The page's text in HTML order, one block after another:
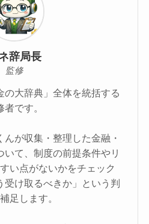
辞局長
監修
の大辞典」全体を統括する
者です。
が収集・整理した金融・
て、制度の前提条件やリ
い点がないかをチェック
受け取るべきか」という判
足します。